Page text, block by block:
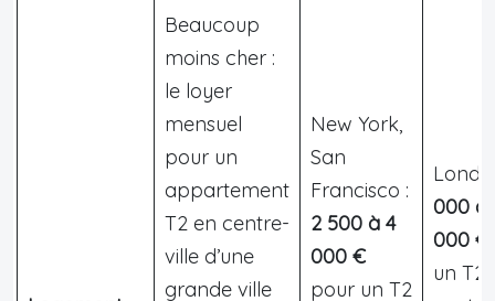
Beaucoup
moins cher :
le loyer
mensuel
pour un
appartement
T2 en centre-
ville d’une
grande ville
New York,
San
Francisco :
2 500 à 4
000 €
pour un T2
000 à
000 €
un T2